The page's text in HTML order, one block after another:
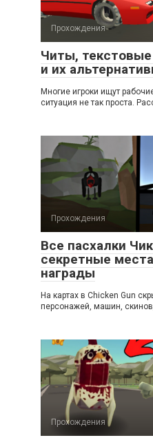
Прохождения
Читы,
и их
Многие игроки ищут
ситуация не так проста.
Прохождения
Все пасхалки
секретные
награды
На картах в Chicken Gun
персонажей, машин,
Прохождения